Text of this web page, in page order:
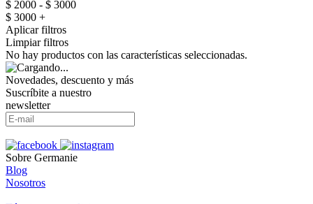
$ 2000 - $ 3000
$ 3000 +
Aplicar filtros
Limpiar filtros
No hay productos con las características seleccionadas.
Novedades, descuento y más
Suscríbite a nuestro
newsletter
Sobre Germanie
Blog
Nosotros